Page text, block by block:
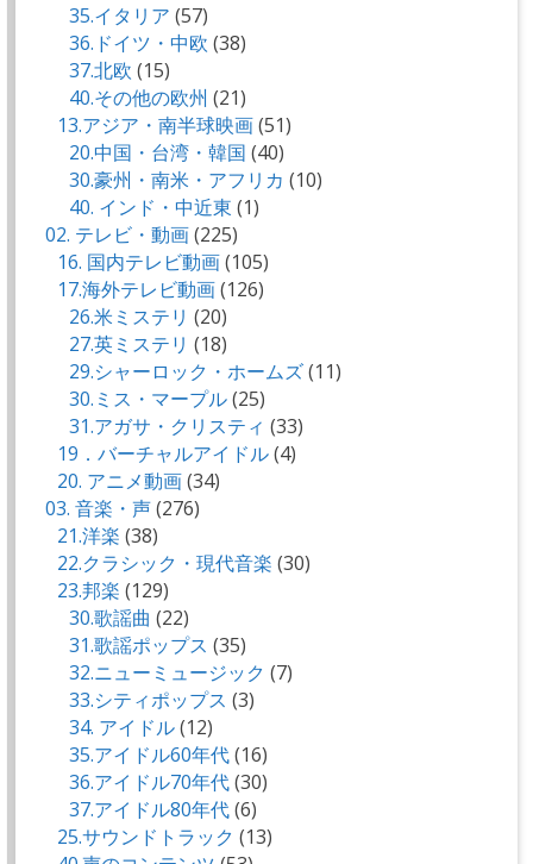
35.イタリア (57)
36.ドイツ・中欧 (38)
37.北欧 (15)
40.その他の欧州 (21)
13.アジア・南半球映画(51)
20.中国・台湾・韓国 (40)
30.豪州・南米・アフリカ (10)
40. インド・中近東 (1)
02. テレビ・動画(225)
16. 国内テレビ動画(105)
17.海外テレビ動画(126)
26.米ミステリ (20)
27.英ミステリ (18)
29.シャーロック・ホームズ(11)
30.ミス・マープル(25)
31.アガサ・クリスティ (33)
19．バーチャルアイドル(4)
20. アニメ動画(34)
03. 音楽・声(276)
21.洋楽 (38)
22.クラシック・現代音楽 (30)
23.邦楽 (129)
30.歌謡曲 (22)
31.歌謡ポップス (35)
32.ニューミュージック (7)
33.シティポップス (3)
34. アイドル(12)
35.アイドル60年代(16)
36.アイドル70年代(30)
37.アイドル80年代(6)
25.サウンドトラック (13)